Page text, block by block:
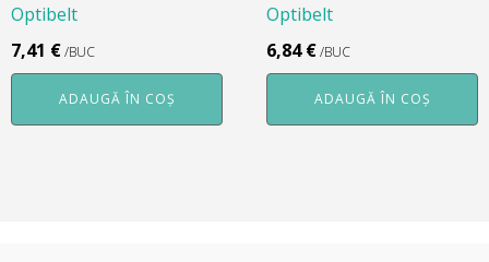
Optibelt
7,41 €/BUC
ADAUGĂ ÎN COȘ
Optibelt
6,84€/BUC
ADAUGĂ ÎN COȘ